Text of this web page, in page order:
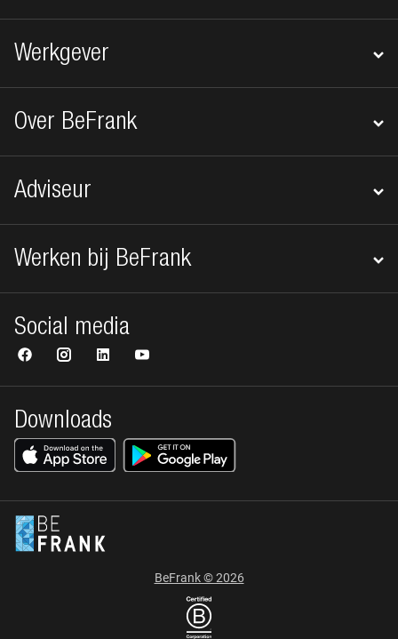
Werkgever
Over BeFrank
Adviseur
Werken bij BeFrank
Downloads
Social media
BeFrank © 2026